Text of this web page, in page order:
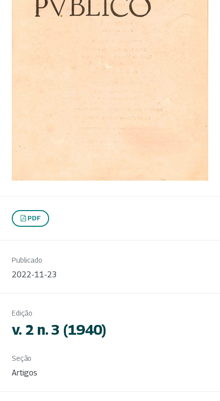
PDF
Publicado
2022-11-23
Edição
v. 2 n. 3 (1940)
Seção
Artigos